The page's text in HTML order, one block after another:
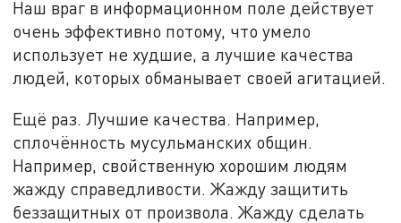
Наш враг в информационном поле действует
очень эффективно потому, что умело
использует не худшие, а лучшие качества
людей, которых обманывает своей агитацией.
Ещё раз. Лучшие качества. Например,
сплочённость мусульманских общин.
Например, свойственную хорошим людям
жажду справедливости. Жажду защитить
беззащитных от произвола. Жажду сделать